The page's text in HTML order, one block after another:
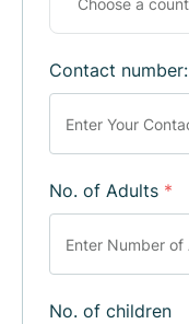
Contact number:
No. of Adults *
No. of children